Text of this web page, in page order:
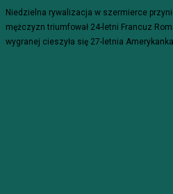
Niedzielna rywalizacja w szermierce
mężczyzn triumfował 24-letni Francuz
wygranej cieszyła się 27-letnia